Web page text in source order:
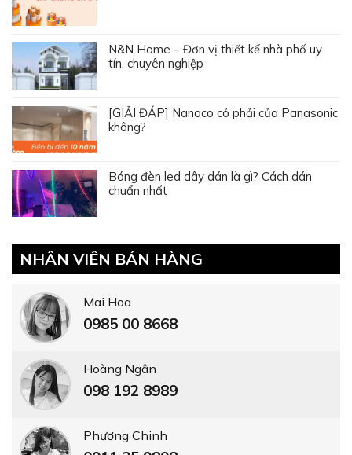
N&N Home – Đơn vị thiết kế nhà phố uy
tín, chuyên nghiệp
[GIẢI ĐÁP] Nanoco có phải của Panasonic
không?
Bóng đèn led dây dán là gì? Cách dán
chuẩn nhất
NHÂN VIÊN BÁN HÀNG
Mai Hoa
0985 00 8668
Hoàng Ngân
098 192 8989
Phương Chinh